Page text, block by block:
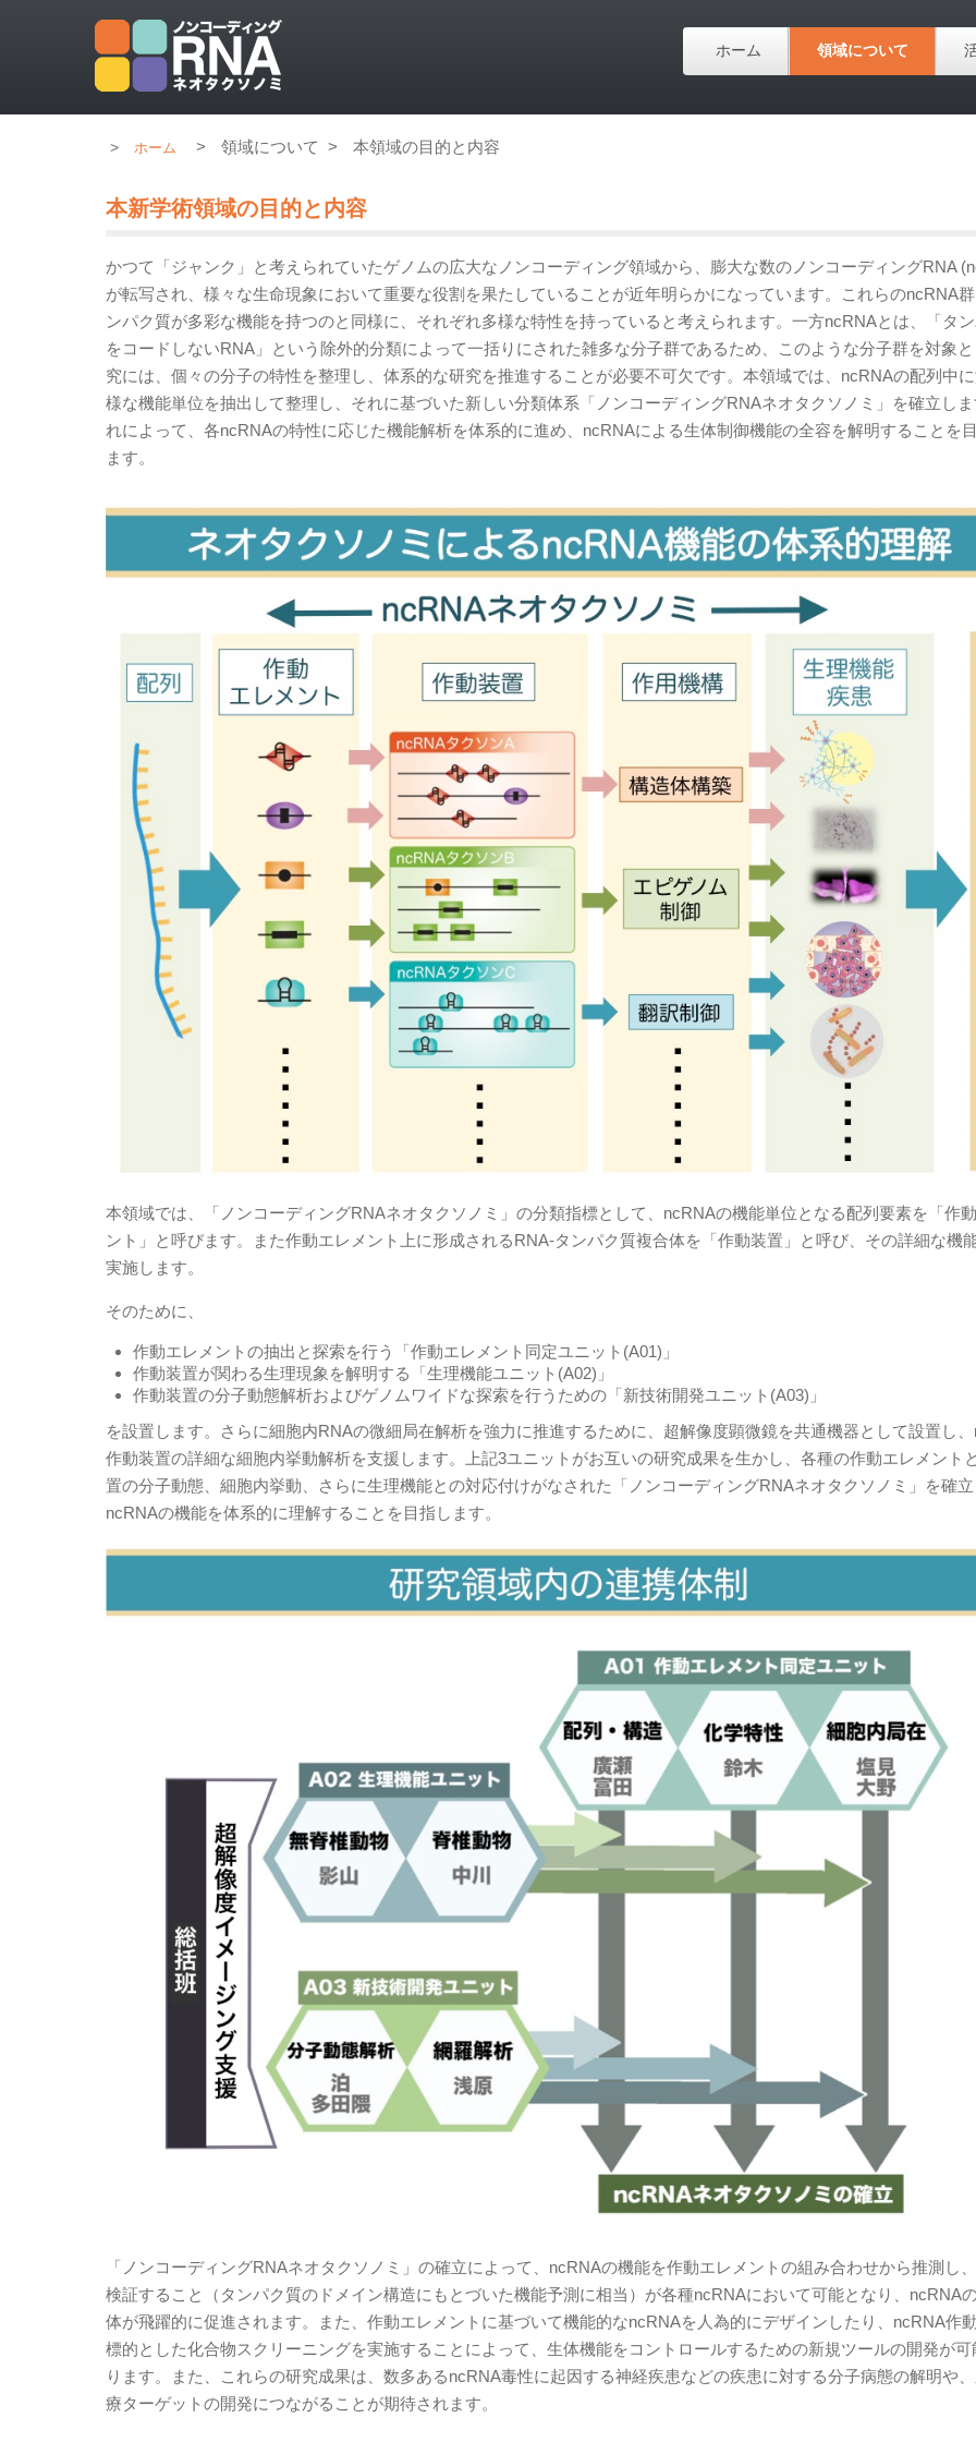
ホーム 領域について
ホーム > 領域について > 本領域の目的と内容
本新学術領域の目的と内容
かつて「ジャンク」と考えられていたゲノムの広大なノンコーディング領域から、膨大な数のノンコーディングRNA
が転写され、様々な生命現象において重要な役割を果たしていることが近年明らかになっています。これらのncRNA
ンパク質が多彩な機能を持つのと同様に、それぞれ多様な特性を持っていると考えられます。一方ncRNAとは、「タ
をコードしないRNA」という除外的分類によって一括りにされた雑多な分子群であるため、このような分子群を対象
究には、個々の分子の特性を整理し、体系的な研究を推進することが必要不可欠です。本領域では、ncRNAの配列中
様な機能単位を抽出して整理し、それに基づいた新しい分類体系「ノンコーディングRNAネオタクソノミ」を確立し
れによって、各ncRNAの特性に応じた機能解析を体系的に進め、ncRNAによる生体制御機能の全容を解明することを
ます。
本領域では、「ノンコーディングRNAネオタクソノミ」の分類指標として、ncRNAの機能単位となる配列要素を「作
ント」と呼びます。また作動エレメント上に形成されるRNA-タンパク質複合体を「作動装置」と呼び、その詳細な機
実施します。
そのために、
作動エレメントの抽出と探索を行う「作動エレメント同定ユニット(A01)」
作動装置が関わる生理現象を解明する「生理機能ユニット(A02)」
作動装置の分子動態解析およびゲノムワイドな探索を行うための「新技術開発ユニット(A03)」
を設置します。さらに細胞内RNAの微細局在解析を強力に推進するために、超解像度顕微鏡を共通機器として設置し
作動装置の詳細な細胞内挙動解析を支援します。上記3ユニットがお互いの研究成果を生かし、各種の作動エレメント
置の分子動態、細胞内挙動、さらに生理機能との対応付けがなされた「ノンコーディングRNAネオタクソノミ」を確
ncRNAの機能を体系的に理解することを目指します。
「ノンコーディングRNAネオタクソノミ」の確立によって、ncRNAの機能を作動エレメントの組み合わせから推測し
検証すること（タンパク質のドメイン構造にもとづいた機能予測に相当）が各種ncRNAにおいて可能となり、ncRNA
体が飛躍的に促進されます。また、作動エレメントに基づいて機能的なncRNAを人為的にデザインしたり、ncRNA作
標的とした化合物スクリーニングを実施することによって、生体機能をコントロールするための新規ツールの開発が可
ります。また、これらの研究成果は、数多あるncRNA毒性に起因する神経疾患などの疾患に対する分子病態の解明や
療ターゲットの開発につながることが期待されます。